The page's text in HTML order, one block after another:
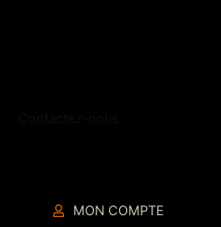
MON COMPTE